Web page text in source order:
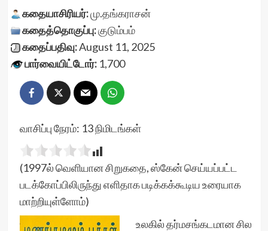
கதையாசிரியர்:மு.தங்கராசன்
கதைத்தொகுப்பு:குடும்பம்
கதைப்பதிவு:August 11, 2025
பார்வையிட்டோர்:1,700
வாசிப்பு நேரம்: 13நிமிடங்கள்
(1997ல் வெளியான சிறுகதை, ஸ்கேன் செய்யப்பட்ட
படக்கோப்பிலிருந்து எளிதாக படிக்கக்கூடிய உரையாக
மாற்றியுள்ளோம்)
உலகில் தர்மசங்கடமான சில